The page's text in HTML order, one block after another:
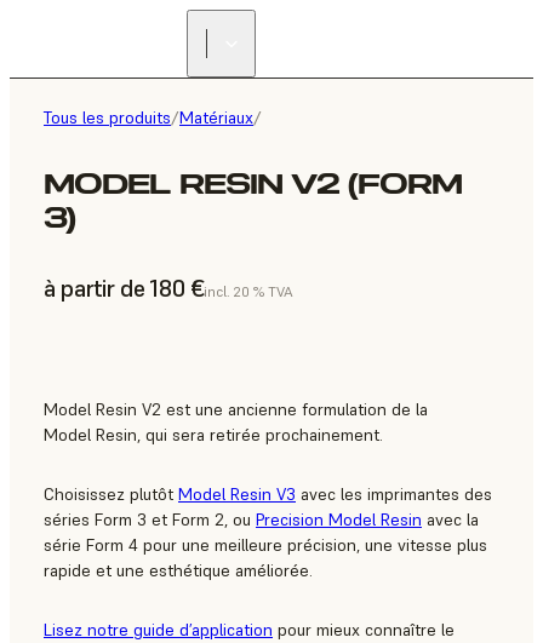
Tous les produits/Matériaux/
MODEL RESIN V2 (FORM
3)
à partir de 180 €incl. 20 % TVA
Model Resin V2 est une ancienne formulation de la
Model Resin, qui sera retirée prochainement.
Choisissez plutôt Model Resin V3 avec les imprimantes des
séries Form 3 et Form 2, ou Precision Model Resin avec la
série Form 4 pour une meilleure précision, une vitesse plus
rapide et une esthétique améliorée.
Lisez notre guide d’application pour mieux connaître le